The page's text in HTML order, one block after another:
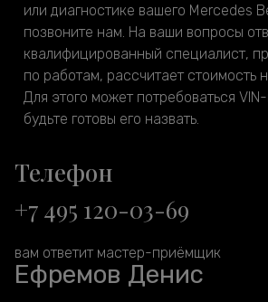
или диагностике вашего Mercedes
позвоните нам. На ваши вопросы
квалифицированный специалист,
по работам, рассчитает стоимость
Для этого может потребоваться
будьте готовы его назвать.
Телефон
+7 495 120-03-69
вам ответит мастер-приёмщик
Ефремов Денис